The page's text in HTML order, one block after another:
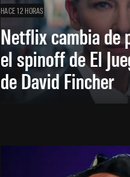
HACE 12 HORAS
Netflix cambia de
el spinoff de El
de David Fincher